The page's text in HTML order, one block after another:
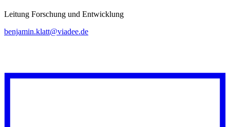
Leitung Forschung und Entwicklung
benjamin.klatt@viadee.de